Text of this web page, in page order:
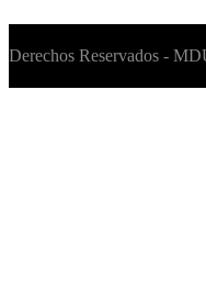
Derechos Reservados -